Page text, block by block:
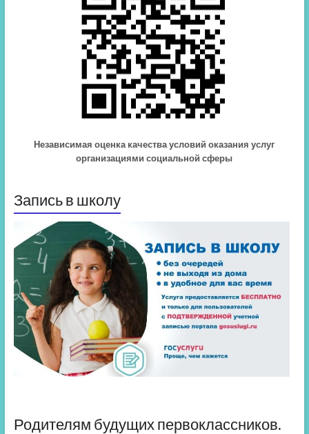
Независимая оценка качества условий оказания услуг
организациями социальной сферы
Запись в школу
Родителям будущих первоклассников.